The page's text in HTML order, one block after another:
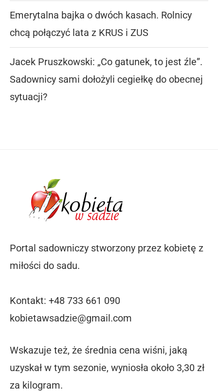
Emerytalna bajka o dwóch kasach. Rolnicy
chcą połączyć lata z KRUS i ZUS
Jacek Pruszkowski: „Co gatunek, to jest źle”.
Sadownicy sami dołożyli cegiełkę do obecnej
sytuacji?
Portal sadowniczy stworzony przez kobietę z
miłości do sadu.
Kontakt: +48 733 661 090
kobietawsadzie@gmail.com
Wskazuje też, że średnia cena wiśni, jaką
uzyskał w tym sezonie, wyniosła około 3,30 zł
za kilogram.